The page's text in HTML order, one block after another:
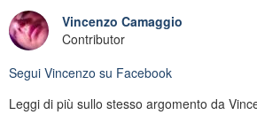
Vincenzo Camaggio
Contributor
Segui Vincenzo su Facebook
Leggi di più sullo stesso argomento da